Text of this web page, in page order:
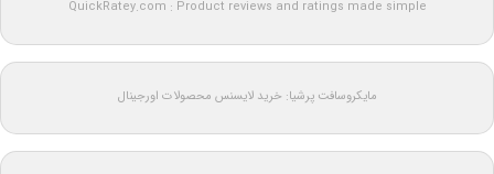
QuickRatey.com : Product reviews and ratings made simple
مایکروسافت پرشیا: خرید لایسنس محصولات اورجینال